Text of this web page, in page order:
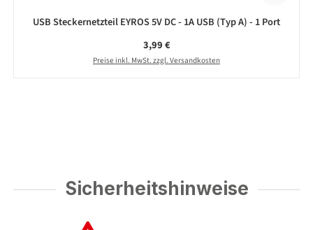
USB Steckernetzteil EYROS 5V DC - 1A USB (Typ A) - 1 Port
Regulärer Preis:
3,99 €
Preise inkl. MwSt. zzgl. Versandkosten
Sicherheitshinweise